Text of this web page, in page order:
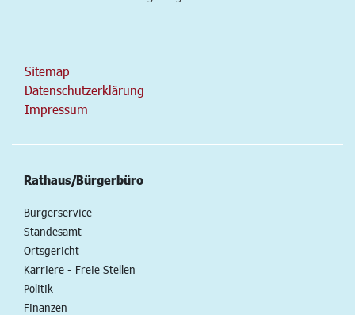
Sitemap
Datenschutzerklärung
Impressum
Rathaus/Bürgerbüro
Bürgerservice
Standesamt
Ortsgericht
Karriere - Freie Stellen
Politik
Finanzen